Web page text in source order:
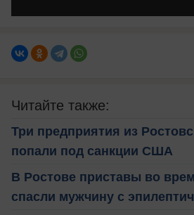
Читайте также:
Три предприятия из
попали под санкции США
В Ростове приставы во
спасли мужчину с